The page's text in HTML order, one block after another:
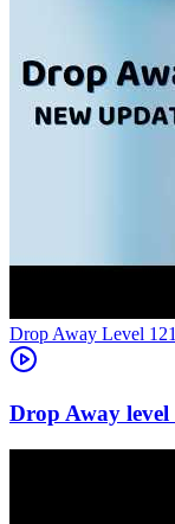
Level 121